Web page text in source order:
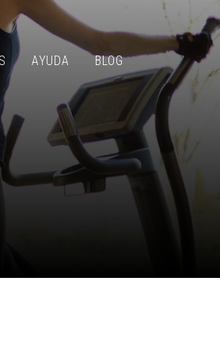
AYUDA BLOG